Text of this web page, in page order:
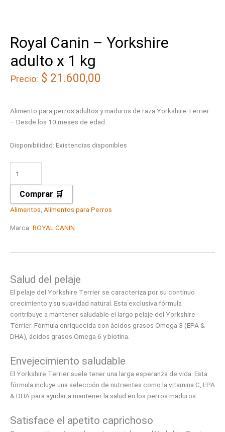
Royal Canin – Yorkshire
adulto x 1 kg
Precio: $ 21.600,00
Alimento para perros adultos y maduros de raza Yorkshire Terrier
– Desde los 10 meses de edad.
Disponibilidad: Existencias disponibles
Comprar 🛒
Alimentos Alimentos para Perros
Marca: ROYAL CANIN
Salud del pelaje
El pelaje del Yorkshire Terrier se caracteriza por su continuo
crecimiento y su suavidad natural. Esta exclusiva fórmula
contribuye a mantener saludable el largo pelaje del Yorkshire
Terrier. Fórmula enriquecida con ácidos grasos Omega 3 (EPA &
DHA), ácidos grasos Omega 6 y biotina.
Envejecimiento saludable
El Yorkshire Terrier suele tener una larga esperanza de vida. Esta
fórmula incluye una selección de nutrientes como la vitamina C, EPA
& DHA para ayudar a mantener la salud en los perros maduros.
Satisface el apetito caprichoso